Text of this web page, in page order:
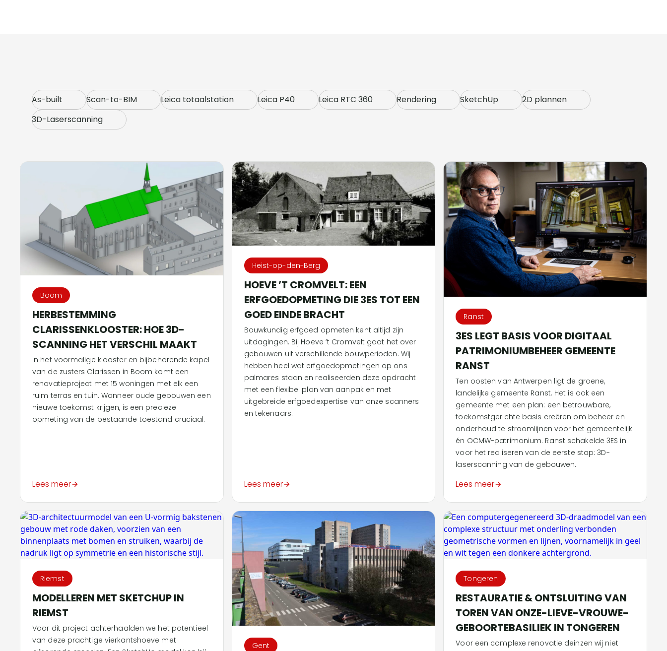
As-built Scan-to-BIM Leica totaalstation Leica P40 Leica RTC 360 Rendering SketchUp
2D plannen
3D-Laserscanning
Boom
HERBESTEMMING
CLARISSENKLOOSTER: HOE 3D-
SCANNING HET VERSCHIL MAAKT
In het voormalige klooster en bijbehorende kapel
van de zusters Clarissen in Boom komt een
renovatieproject met 15 woningen met elk een
ruim terras en tuin. Wanneer oude gebouwen een
nieuwe toekomst krijgen, is een precieze
opmeting van de bestaande toestand cruciaal.
Lees meer
Heist-op-den-Berg
HOEVE ’T CROMVELT: EEN
ERFGOEDOPMETING DIE 3ES TOT EEN
GOED EINDE BRACHT
Bouwkundig erfgoed opmeten kent altijd zijn
uitdagingen. Bij Hoeve ’t Cromvelt gaat het over
gebouwen uit verschillende bouwperioden. Wij
hebben heel wat erfgoedopmetingen op ons
palmares staan en realiseerden deze opdracht
met een flexibel plan van aanpak en met
uitgebreide erfgoedexpertise van onze scanners
en tekenaars.
Lees meer
Ranst
3ES LEGT BASIS VOOR DIGITAAL
PATRIMONIUMBEHEER GEMEENTE
RANST
Ten oosten van Antwerpen ligt de groene,
landelijke gemeente Ranst. Het is ook een
gemeente met een plan: een betrouwbare,
toekomstgerichte basis creëren om beheer en
onderhoud te stroomlijnen voor het gemeentelijk
én OCMW-patrimonium. Ranst schakelde 3ES in
voor het realiseren van de eerste stap: 3D-
laserscanning van de gebouwen.
Lees meer
Riemst
MODELLEREN MET SKETCHUP IN
RIEMST
Voor dit project achterhaalden we het potentieel
van deze prachtige vierkantshoeve met
Gent
Tongeren
RESTAURATIE & ONTSLUITING VAN
TOREN VAN ONZE-LIEVE-VROUWE-
GEBOORTEBASILIEK IN TONGEREN
Voor een complexe renovatie deinzen wij niet